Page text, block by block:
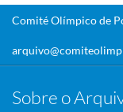
Comité Olímpico de
Sobre o